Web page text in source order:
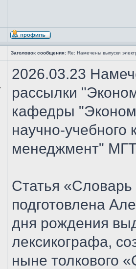
Заголовок сообщения: Re: Намечены выпуски
2026.03.23
рассылки
кафедры
научно-
менеджмент"
Статья
подготовлена
дня рождения
лексикографа,
ныне толкового